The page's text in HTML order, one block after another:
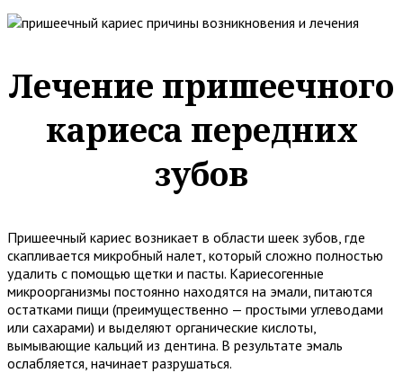
Лечение пришеечного
кариеса передних
зубов
Пришеечный кариес возникает в области шеек зубов, где
скапливается микробный налет, который сложно полностью
удалить с помощью щетки и пасты. Кариесогенные
микроорганизмы постоянно находятся на эмали, питаются
остатками пищи (преимущественно — простыми углеводами
или сахарами) и выделяют органические кислоты,
вымывающие кальций из дентина. В результате эмаль
ослабляется, начинает разрушаться.